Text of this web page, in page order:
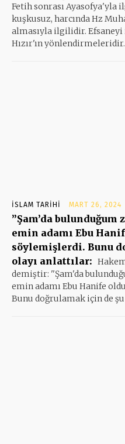
Fetih sonrası
kuşkusuz, harcında Hz
almasıyla ilgilidir.
Hızır'ın
İSLAM TARIHI MART 26, 2024
”Şam’da
emin adamı Ebu
söylemişlerdi. Bunu
olayı anlattılar:
demiştir: ''Şam'da
emin adamı Ebu Hanife
Bunu doğrulamak için de